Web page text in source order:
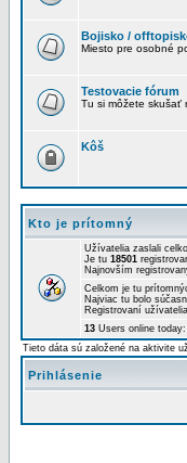
Bojisko /
Miesto pre osobné
Testovacie fórum
Tu si môžete skušať
Kôš
Kto je prítomný
Užívatelia zaslali
Je tu 18501
Najnovším
Celkom je tu
Najviac tu bolo
Registrovaní
13 Users online today:
Tieto dáta sú založené na aktivite
Prihlásenie